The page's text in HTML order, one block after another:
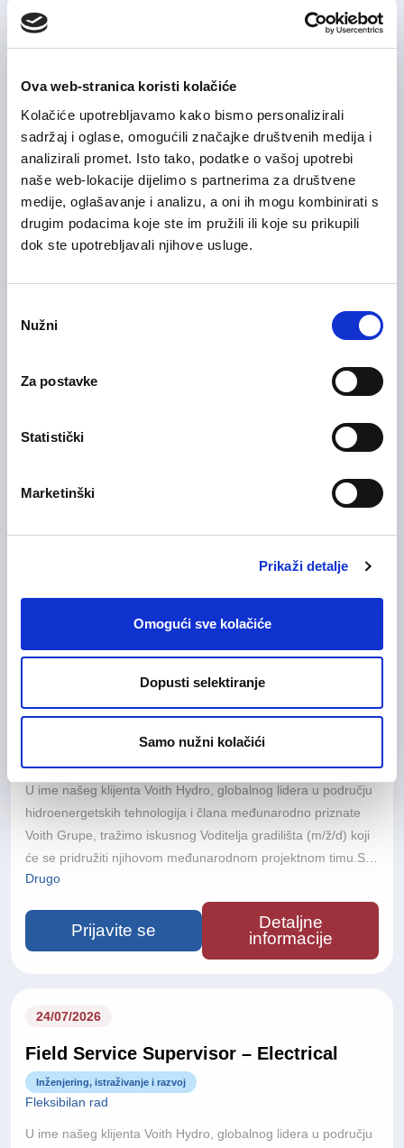
Ova web-stranica koristi kolačiće
Kolačiće upotrebljavamo kako bismo personalizirali
sadržaj i oglase, omogućili značajke društvenih medija i
analizirali promet. Isto tako, podatke o vašoj upotrebi
naše web-lokacije dijelimo s partnerima za društvene
medije, oglašavanje i analizu, a oni ih mogu kombinirati s
drugim podacima koje ste im pružili ili koje su prikupili
dok ste upotrebljavali njihove usluge.
pristanka
Nužni
Za postavke
Statistički
Marketinški
Prikaži detalje
Omogući sve kolačiće
Dopusti selektiranje
Samo nužni kolačići
Mesar m/ž
Ostala područja
u Hrvatskoj koja se bavi proizvodnjom, prodajom i
distribucijom svježeg mesa i mesnih prerađevina, traži osobu
Mesar (m/ž).
Zagrebačka županija
Prijavite se
Detaljne
informacije
24/07/2026
Manpower Hrvatska za svog klijenta, tvrtku u mesnoj industriji
distribucijom svježeg mesa i mesnih prerađevina, traži osobu
Zagrebačka županija
informacije
Site Manager
Inženjering, istraživanje i razvoj
U ime našeg klijenta Voith Hydro, globalnog lidera u području
hidroenergetskih tehnologija i člana međunarodno priznate
Voith Grupe, tražimo iskusnog Voditelja gradilišta (m/ž/d) koji
će se pridružiti njihovom međunarodnom projektnom timu.S
više od 150 godina inženjerske izvrsnosti, poslovanjem u više
od 60 zemalja i približno 22.000 zaposlenika diljem svijeta,
Voith razvija inovativne tehnologije koje pokreću održivu
proizvodnju energije i omogućuju realizaciju nekih od
Drugo
Prijavite se
Detaljne
informacije
24/07/2026
Field Service Supervisor – Electrical
Inženjering, istraživanje i razvoj
Fleksibilan rad
U ime našeg klijenta Voith Hydro, globalnog lidera u području